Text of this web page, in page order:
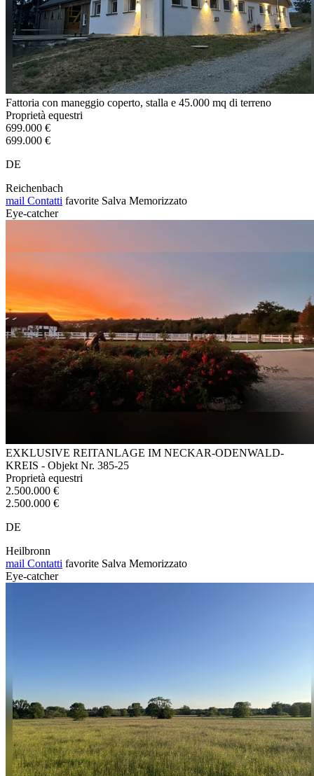
Fattoria con maneggio coperto, stalla e 45.000 mq di terreno
Proprietà equestri
699.000 €
699.000 €
DE
Reichenbach
mail Contatti favorite Salva Memorizzato
Eye-catcher
EXKLUSIVE REITANLAGE IM NECKAR-ODENWALD-
KREIS - Objekt Nr. 385-25
Proprietà equestri
2.500.000 €
2.500.000 €
DE
Heilbronn
mail Contatti favorite Salva Memorizzato
Eye-catcher